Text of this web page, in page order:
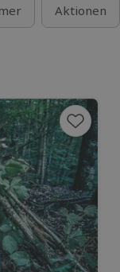
Aktionen